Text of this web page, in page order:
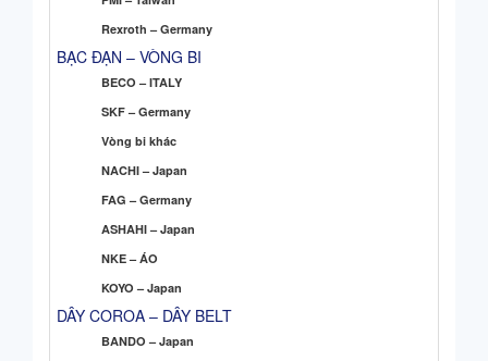
Rexroth – Germany
BẠC ĐẠN – VÒNG BI
BECO – ITALY
SKF – Germany
Vòng bi khác
NACHI – Japan
FAG – Germany
ASHAHI – Japan
NKE – ÁO
KOYO – Japan
DÂY COROA – DÂY BELT
BANDO – Japan